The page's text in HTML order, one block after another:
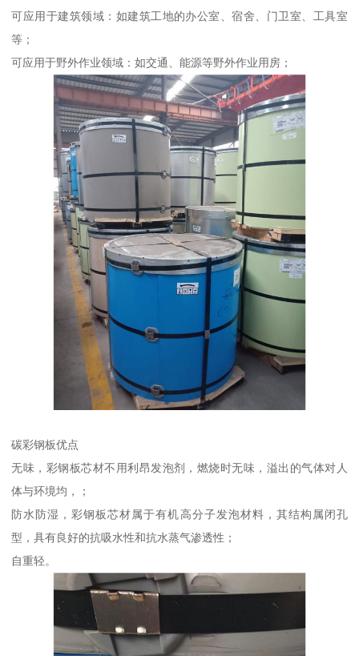
可应用于建筑领域：如建筑工地的办公室、宿舍、门卫室、工具室
等；
可应用于野外作业领域：如交通、能源等野外作业用房；
碳彩钢板优点
无味，彩钢板芯材不用利昂发泡剂，燃烧时无味，溢出的气体对人
体与环境均，；
防水防湿，彩钢板芯材属于有机高分子发泡材料，其结构属闭孔
型，具有良好的抗吸水性和抗水蒸气渗透性；
自重轻。